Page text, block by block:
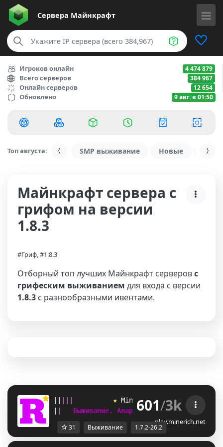
Сервера Майнкрафт
Игроков онлайн 4 474 879
Всего серверов 384 967
Онлайн серверов 12 654
Обновлено 9 авг. в 01:50
Топ августа: SMP выживание Новые С
Майнкрафт сервера с
грифом на версии
1.8.3
#Гриф, #1.8.3
Отборный топ лучших Майнкрафт серверовс
грифеским выживанием для входа с версии
1.8.3 с разнообразными ивентами.
★ Mi n Ri ch ★ [1.7.2-26.2
Выживание, Анархия, SkyBlock,
601/3k
play.minerich.net
31 Выживание 1.7.2-26.2